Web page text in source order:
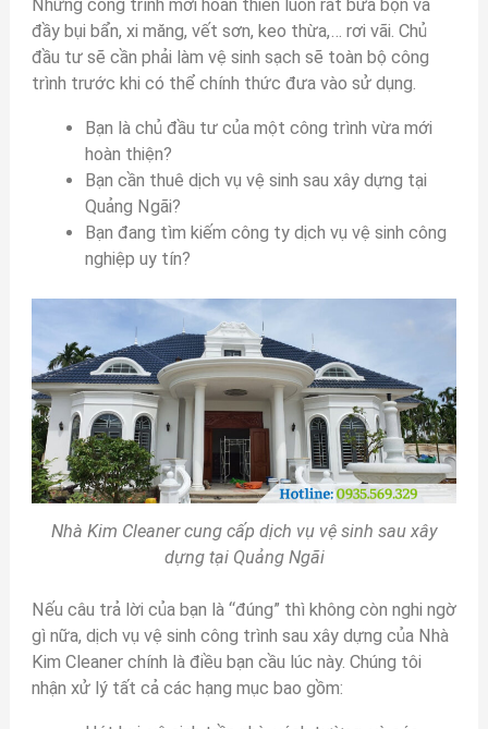
Những công trình mới hoàn thiên luôn rất bừa bộn và
đầy bụi bẩn, xi măng, vết sơn, keo thừa,… rơi vãi. Chủ
đầu tư sẽ cần phải làm vệ sinh sạch sẽ toàn bộ công
trình trước khi có thể chính thức đưa vào sử dụng.
Bạn là chủ đầu tư của một công trình vừa mới
hoàn thiện?
Bạn cần thuê dịch vụ vệ sinh sau xây dựng tại
Quảng Ngãi?
Bạn đang tìm kiếm công ty dịch vụ vệ sinh công
nghiệp uy tín?
Nhà Kim Cleaner cung cấp dịch vụ vệ sinh sau xây
dựng tại Quảng Ngãi
Nếu câu trả lời của bạn là “đúng” thì không còn nghi ngờ
gì nữa, dịch vụ vệ sinh công trình sau xây dựng của Nhà
Kim Cleaner chính là điều bạn cầu lúc này. Chúng tôi
nhận xử lý tất cả các hạng mục bao gồm: